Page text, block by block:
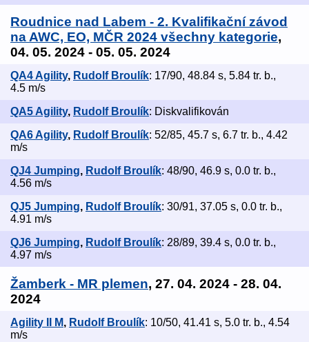
Roudnice nad Labem - 2. Kvalifikační závod
na AWC, EO, MČR 2024 všechny kategorie,
04. 05. 2024 - 05. 05. 2024
QA4 Agility, Rudolf Broulík: 17/90, 48.84 s, 5.84 tr. b.,
4.5 m/s
QA5 Agility, Rudolf Broulík: Diskvalifikován
QA6 Agility, Rudolf Broulík: 52/85, 45.7 s, 6.7 tr. b., 4.42
m/s
QJ4 Jumping, Rudolf Broulík: 48/90, 46.9 s, 0.0 tr. b.,
4.56 m/s
QJ5 Jumping, Rudolf Broulík: 30/91, 37.05 s, 0.0 tr. b.,
4.91 m/s
QJ6 Jumping, Rudolf Broulík: 28/89, 39.4 s, 0.0 tr. b.,
4.97 m/s
Žamberk - MR plemen, 27. 04. 2024 - 28. 04.
2024
Agility II M, Rudolf Broulík: 10/50, 41.41 s, 5.0 tr. b., 4.54
m/s